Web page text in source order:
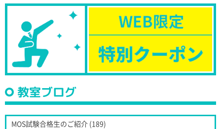
教室ブログ
MOS試験合格生のご紹介 (189)